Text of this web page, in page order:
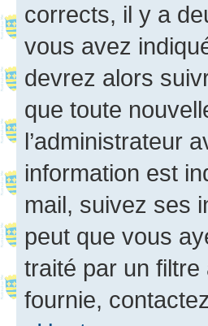
corrects, il y a
vous avez
devrez alors
que toute
l’administrateur
information est
mail, suivez ses
peut que vous
traité par un filtre
fournie,